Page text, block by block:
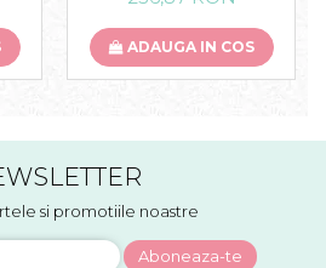
ADAUGA IN COS
si promotiile noastre